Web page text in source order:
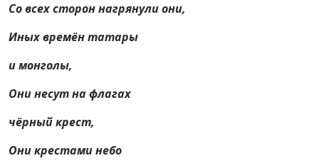
Со всех сторон нагрянули они,
Иных времён татары
и монголы,
Они несут на флагах
чёрный крест,
Они крестами небо